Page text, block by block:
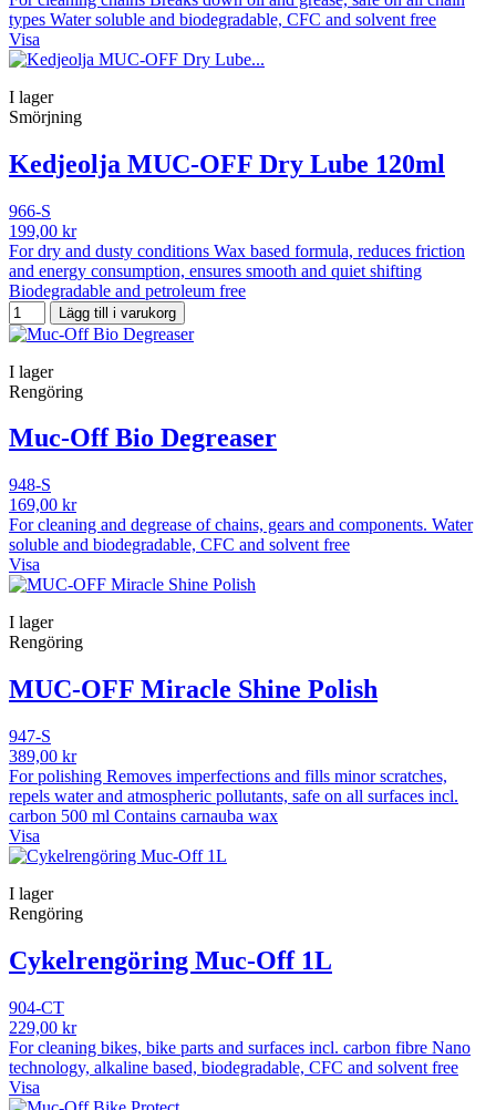
types Water soluble and biodegradable, CFC and solvent free
Visa
I lager
Smörjning
Kedjeolja MUC-OFF Dry Lube 120ml
966-S
199,00 kr
For dry and dusty conditions Wax based formula, reduces friction
and energy consumption, ensures smooth and quiet shifting
Biodegradable and petroleum free
Lägg till i varukorg
I lager
Rengöring
Muc-Off Bio Degreaser
948-S
169,00 kr
For cleaning and degrease of chains, gears and components. Water
soluble and biodegradable, CFC and solvent free
Visa
I lager
Rengöring
MUC-OFF Miracle Shine Polish
947-S
389,00 kr
For polishing Removes imperfections and fills minor scratches,
repels water and atmospheric pollutants, safe on all surfaces incl.
carbon 500 ml Contains carnauba wax
Visa
I lager
Rengöring
Cykelrengöring Muc-Off 1L
904-CT
229,00 kr
For cleaning bikes, bike parts and surfaces incl. carbon fibre Nano
technology, alkaline based, biodegradable, CFC and solvent free
Visa